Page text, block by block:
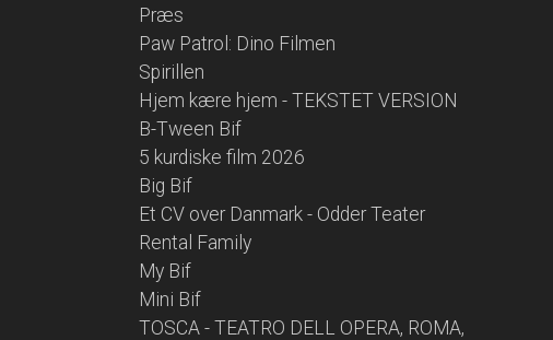
Præs
Paw Patrol: Dino Filmen
Spirillen
Hjem kære hjem - TEKSTET VERSION
B-Tween Bif
5 kurdiske film 2026
Big Bif
Et CV over Danmark - Odder Teater
Rental Family
My Bif
Mini Bif
TOSCA - TEATRO DELL OPERA, ROMA,